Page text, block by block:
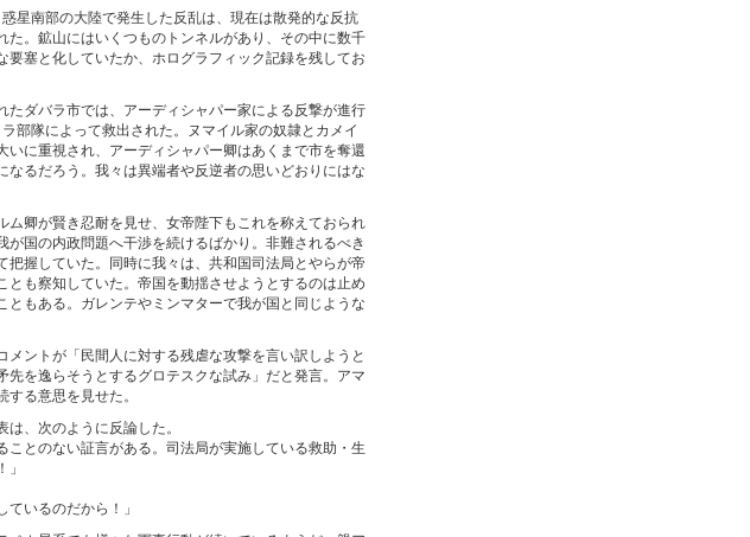
星南部の大陸で発生した反乱は、現在は散発的な反抗
。鉱山にはいくつものトンネルがあり、その中に数千
塞と化していたか、ホログラフィック記録を残してお
たダバラ市では、アーディシャパー家による反撃が進行
部隊によって救出された。ヌマイル家の奴隷とカメイ
に重視され、アーディシャパー卿はあくまで市を奪還
るだろう。我々は異端者や反逆者の思いどおりにはな
ム卿が賢き忍耐を見せ、女帝陛下もこれを称えておられ
国の内政問題へ干渉を続けるばかり。非難されるべき
握していた。同時に我々は、共和国司法局とやらが帝
も察知していた。帝国を動揺させようとするのは止め
もある。ガレンテやミンマターで我が国と同じような
ントが「民間人に対する残虐な攻撃を言い訳しようと
を逸らそうとするグロテスクな試み」だと発言。アマ
る意思を見せた。
、次のように反論した。
ことのない証言がある。司法局が実施している救助・生
いるのだから！」